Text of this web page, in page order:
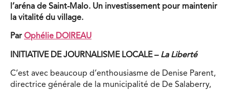
l’aréna de Saint-Malo. Un investissement pour maintenir
la vitalité du village.
Par Ophélie DOIREAU
INITIATIVE DE JOURNALISME LOCALE – La Liberté
C’est avec beaucoup d’enthousiasme de Denise Parent,
directrice générale de la municipalité de De Salaberry,